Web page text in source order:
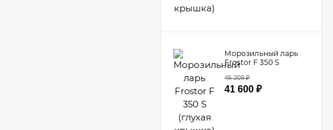
Морозильный ларь
Frostor F 350 S
46 209₽
41 600 ₽